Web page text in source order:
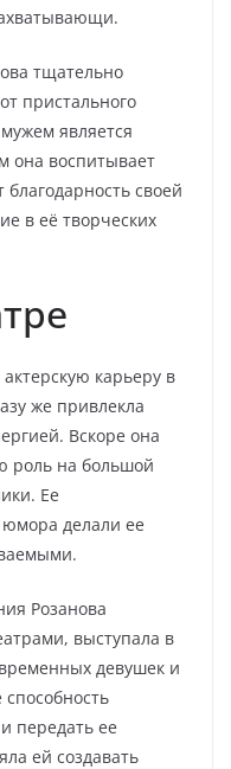
тщательно
пристального
является
она воспитывает
своей
в её творческих
карьеру в
же привлекла
Вскоре она
роль на большой
Ее
юмора делали ее
Розанова
выступала в
девушек и
передать ее
ей создавать